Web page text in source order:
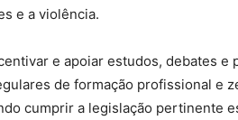
e a violência.
e apoiar estudos, debates e
de formação profissional e
cumprir a legislação pertinente